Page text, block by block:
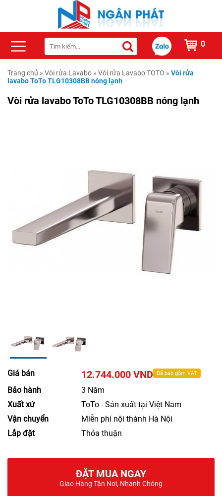
0
Trang chủ » Vòi rửa Lavabo » Vòi rửa Lavabo TOTO » Vòi rửa
lavabo ToTo TLG10308BB nóng lạnh
Vòi rửa lavabo ToTo TLG10308BB nóng lạnh
Giá bán 12.744.000 VND Đã bao gồm VAT
Bảo hành
3 Năm
Xuất xứ
ToTo - Sản xuất tại Việt Nam
Vận chuyển
Miễn phí nội thành Hà Nội
Lắp đặt
Thỏa thuận
ĐẶT MUA NGAY
Giao Hàng Tận Nơi, Nhanh Chóng